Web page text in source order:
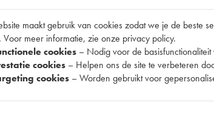
Model Citroën
Artikelcode JF
Tecdoc brandnummer
OE Citroën
maakt gebruik van cookies zodat we je de beste
Voor meer informatie, zie onze privacy policy.
cookies – Nodig voor de
cookies – Helpen ons de site te verbeteren
cookies – Worden gebruikt voor